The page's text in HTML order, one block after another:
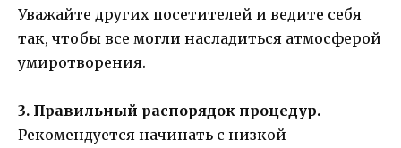
Уважайте других посетителей и ведите себя
так, чтобы все могли насладиться атмосферой
умиротворения.
3. Правильный распорядок процедур.
Рекомендуется начинать с низкой